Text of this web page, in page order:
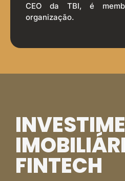
CEO da TBI, é
organização.
FINTECH